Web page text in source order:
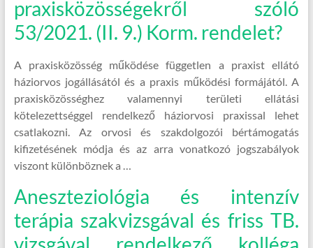
praxisközösségekről szóló
53/2021. (II. 9.) Korm. rendelet?
A praxisközösség működése független a praxist ellátó
háziorvos jogállásától és a praxis működési formájától. A
praxisközösséghez valamennyi területi ellátási
kötelezettséggel rendelkező háziorvosi praxissal lehet
csatlakozni. Az orvosi és szakdolgozói bértámogatás
kifizetésének módja és az arra vonatkozó jogszabályok
viszont különböznek a …
Aneszteziológia és intenzív
terápia szakvizsgával és friss TB.